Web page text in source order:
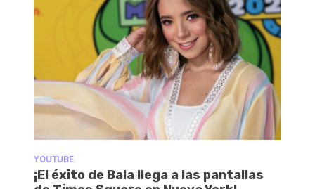
YOUTUBE
¡El éxito de Bala llega a las pantallas